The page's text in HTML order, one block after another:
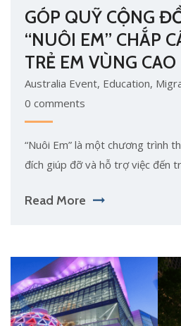
GÓP QUỸ CỘNG
“NUÔI EM” CHẮP
TRẺ EM VÙNG CAO
Australia Event, Education,
0 comments
“Nuôi Em” là một chương trình
đích giúp đỡ và hỗ trợ việc đến
Read More